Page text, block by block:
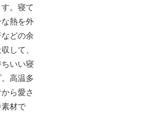
。寝て
熱を外
どの余
して、
いい寝
高温多
ら愛さ
材で